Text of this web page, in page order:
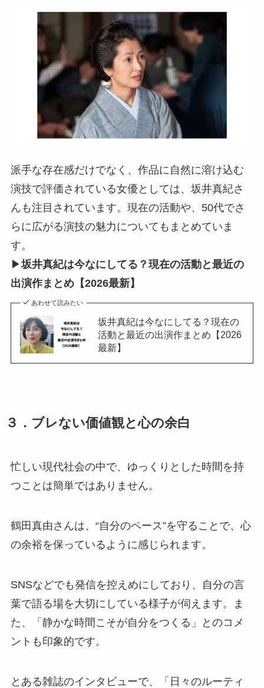
派手な存在感だけでなく、作品に自然に溶け込む
演技で評価されている女優としては、坂井真紀さ
んも注目されています。現在の活動や、50代でさ
らに広がる演技の魅力についてもまとめていま
す。
▶坂井真紀は今なにしてる？現在の活動と最近の
出演作まとめ【2026最新】
あわせて読みたい
坂井真紀は今なにしてる？現在の
活動と最近の出演作まとめ【2026
最新】
３．ブレない価値観と心の余白
忙しい現代社会の中で、ゆっくりとした時間を持
つことは簡単ではありません。
鶴田真由さんは、“自分のペース”を守ることで、心
の余裕を保っているように感じられます。
SNSなどでも発信を控えめにしており、自分の言
葉で語る場を大切にしている様子が伺えます。ま
た、「静かな時間こそが自分をつくる」とのコメ
ントも印象的です。
とある雑誌のインタビューで、「日々のルーティ